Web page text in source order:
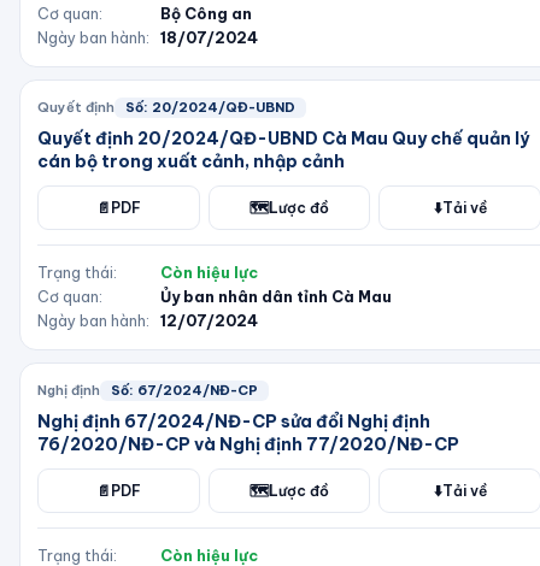
Cơ quan:
Bộ Công an
Ngày ban hành:
18/07/2024
Quyết định Số: 20/2024/QĐ-UBND
Quyết định 20/2024/QĐ-UBND Cà Mau Quy chế quản lý
cán bộ trong xuất cảnh, nhập cảnh
📄 PDF 🗺️Lược đồ ⬇️Tải về
Trạng thái:
Còn hiệu lực
Cơ quan:
Ủy ban nhân dân tỉnh Cà Mau
Ngày ban hành:
12/07/2024
Nghị định Số: 67/2024/NĐ-CP
Nghị định 67/2024/NĐ-CP sửa đổi Nghị định
76/2020/NĐ-CP và Nghị định 77/2020/NĐ-CP
📄 PDF 🗺️Lược đồ ⬇️Tải về
Trạng thái:
Còn hiệu lực